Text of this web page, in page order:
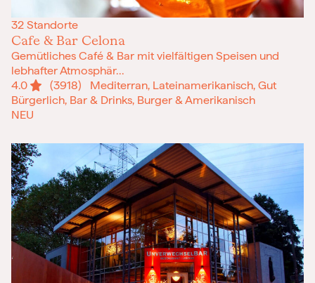
Frohe Weihnachten
Regionale Gutscheine
Berlin
München
Frankfurt
Stuttgart
Essen
-------
Für alle Geschenk-Gutscheine gilt:
Geschmackvoll und maximal flexibel!
Einlösbar für alle 10.000 Partner und 3 Jahre gültig
Das ideale Geschenk für alle Anlässe
32 Standorte
Cafe & Bar Celona
Gemütliches Café & Bar mit vielfältigen Speisen und
lebhafter Atmosphär...
4.0
(3918) Mediterran, Lateinamerikanisch, Gut
Bürgerlich, Bar & Drinks, Burger & Amerikanisch
NEU